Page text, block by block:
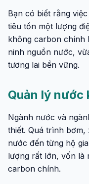
Bạn có biết rằng
tiêu tốn một lượng
không carbon chính
ninh nguồn nước,
tương lai bền vững.
Quản lý nước
Ngành nước và
thiết. Quá trình
nước đến từng hộ
lượng rất lớn, vốn là
carbon chính.